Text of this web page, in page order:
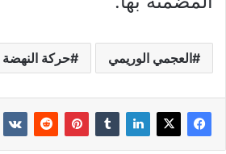
العجمي الوريمي حركة النهضة